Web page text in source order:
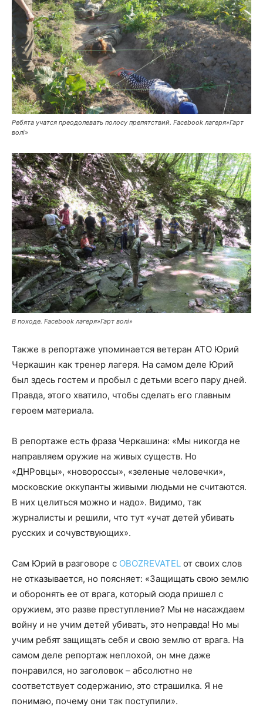
Ребята учатся преодолевать полосу препятствий. Facebook лагеря»Гарт
волі»
В походе. Facebook лагеря»Гарт волі»
Также в репортаже упоминается ветеран АТО Юрий
Черкашин как тренер лагеря. На самом деле Юрий
был здесь гостем и пробыл с детьми всего пару дней.
Правда, этого хватило, чтобы сделать его главным
героем материала.
В репортаже есть фраза Черкашина: «Мы никогда не
направляем оружие на живых существ. Но
«ДНРовцы», «новороссы», «зеленые человечки»,
московские оккупанты живыми людьми не считаются.
В них целиться можно и надо». Видимо, так
журналисты и решили, что тут «учат детей убивать
русских и сочувствующих».
Сам Юрий в разговоре с OBOZREVATEL от своих слов
не отказывается, но поясняет: «Защищать свою землю
и оборонять ее от врага, который сюда пришел с
оружием, это разве преступление? Мы не насаждаем
войну и не учим детей убивать, это неправда! Но мы
учим ребят защищать себя и свою землю от врага. На
самом деле репортаж неплохой, он мне даже
понравился, но заголовок – абсолютно не
соответствует содержанию, это страшилка. Я не
понимаю, почему они так поступили».